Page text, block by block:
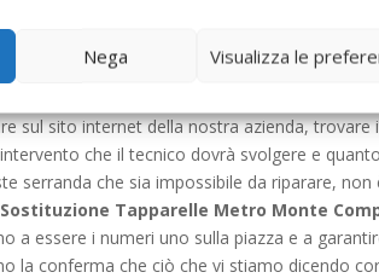
Nega Visualizza le
nostra ditta vi daranno sono sempre
possano crearvi problemi di questo tipo.
si instaura con la clientela ne è la prova
sempre un senso di tranquillità. Per
sul sito internet della nostra azienda,
che il tecnico dovrà svolgere e
serranda che sia impossibile da riparare,
Sostituzione Tapparelle Metro Monte
essere i numeri uno sulla piazza e a
la conferma che ciò che vi stiamo dicendo